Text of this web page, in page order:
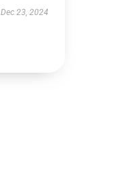
Dec 23, 2024